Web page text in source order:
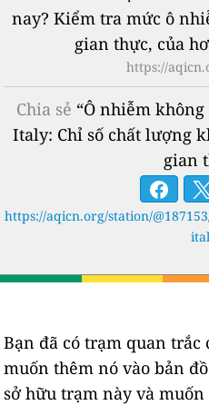
nay? Kiểm tra mức ô
gian thực, của
https://
Chia sẻ “Ô nhiễm
Italy: Chỉ số chất lượng
gian
https://aqicn.org/station/
Bạn đã có trạm quan
muốn thêm nó vào bản
sở hữu trạm này và